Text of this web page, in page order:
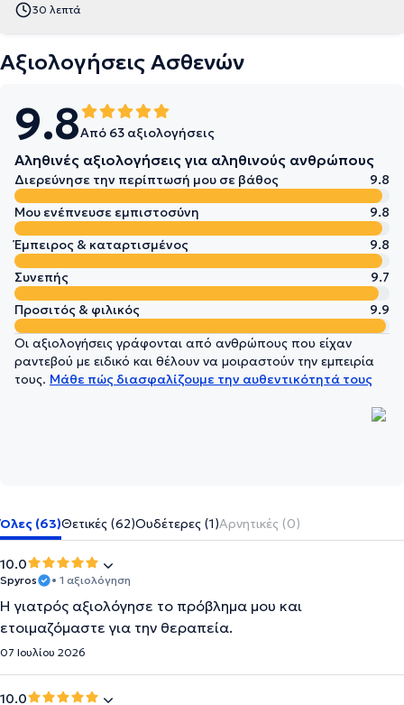
30 λεπτά
Αξιολογήσεις Ασθενών
9.8Από 63 αξιολογήσεις
Αληθινές αξιολογήσεις για αληθινούς ανθρώπους
Διερεύνησε την περίπτωσή μου σε βάθος
9.8
Μου ενέπνευσε εμπιστοσύνη
9.8
Έμπειρος & καταρτισμένος
9.8
Συνεπής
9.7
Προσιτός & φιλικός
9.9
Οι αξιολογήσεις γράφονται από ανθρώπους που είχαν
ραντεβού με ειδικό και θέλουν να μοιραστούν την εμπειρία
τους. Μάθε πώς διασφαλίζουμε την αυθεντικότητά τους
Όλες (63)Θετικές (62)Ουδέτερες (1)Αρνητικές (0)
10.0
Spyros • 1 αξιολόγηση
Η γιατρός αξιολόγησε το πρόβλημα μου και
ετοιμαζόμαστε για την θεραπεία.
07 Ιουλίου 2026
10.0